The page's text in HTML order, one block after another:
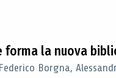
forma la nuova
Borgna,